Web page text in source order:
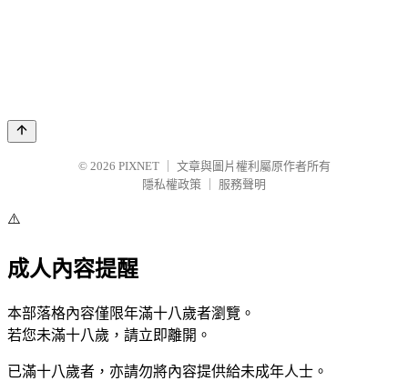
© 2026 PIXNET
文章與圖片權利屬原作者所有
隱私權政策
服務聲明
⚠️
成人內容提醒
本部落格內容僅限年滿十八歲者瀏覽。
若您未滿十八歲，請立即離開。
已滿十八歲者，亦請勿將內容提供給未成年人士。